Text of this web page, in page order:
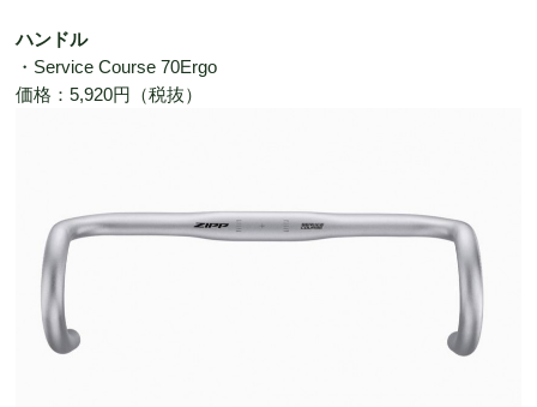
ハンドル
・Service Course 70Ergo
価格：5,920円（税抜）